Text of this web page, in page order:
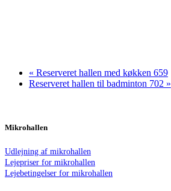
« Reserveret hallen med køkken 659
Reserveret hallen til badminton 702 »
Mikrohallen
Udlejning af mikrohallen
Lejepriser for mikrohallen
Lejebetingelser for mikrohallen